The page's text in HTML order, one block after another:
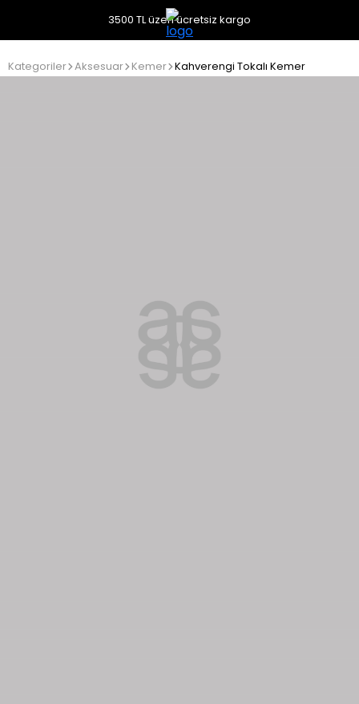
3500 TL üzeri ücretsiz kargo
Kategoriler Aksesuar Kemer Kahverengi Tokalı Kemer